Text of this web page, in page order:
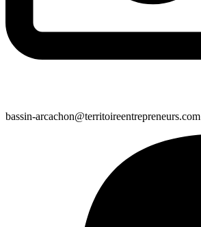
bassin-arcachon@territoireentrepreneurs.com